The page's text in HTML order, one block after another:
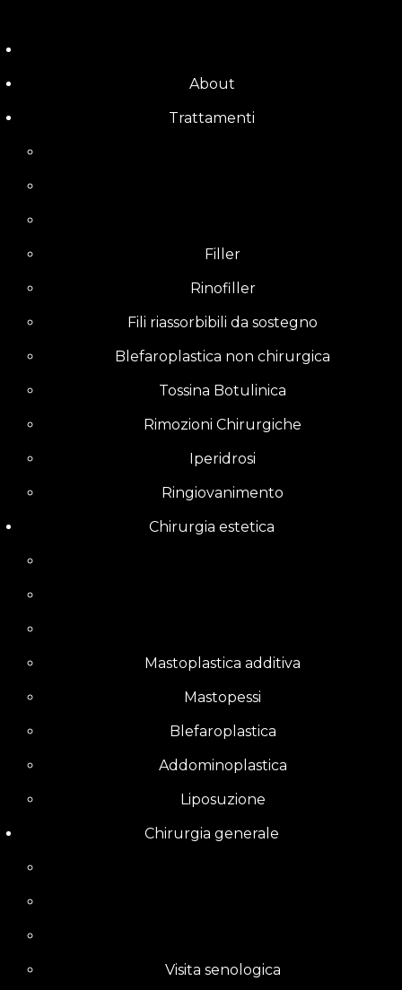
About
Trattamenti
Filler
Rinofiller
Fili riassorbibili da sostegno
Blefaroplastica non chirurgica
Tossina Botulinica
Rimozioni Chirurgiche
Iperidrosi
Ringiovanimento
Chirurgia estetica
Mastoplastica additiva
Mastopessi
Blefaroplastica
Addominoplastica
Liposuzione
Chirurgia generale
Visita senologica